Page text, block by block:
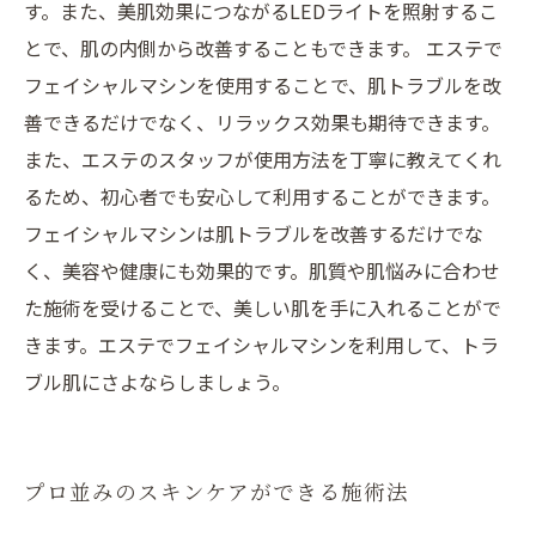
す。また、美肌効果につながるLEDライトを照射するこ
とで、肌の内側から改善することもできます。 エステで
フェイシャルマシンを使用することで、肌トラブルを改
善できるだけでなく、リラックス効果も期待できます。
また、エステのスタッフが使用方法を丁寧に教えてくれ
るため、初心者でも安心して利用することができます。
フェイシャルマシンは肌トラブルを改善するだけでな
く、美容や健康にも効果的です。肌質や肌悩みに合わせ
た施術を受けることで、美しい肌を手に入れることがで
きます。エステでフェイシャルマシンを利用して、トラ
ブル肌にさよならしましょう。
プロ並みのスキンケアができる施術法